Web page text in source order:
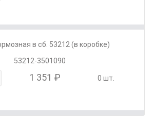
в сб. 53212 (в коробке)
53212-3501090
1 351 ₽ 0 шт.